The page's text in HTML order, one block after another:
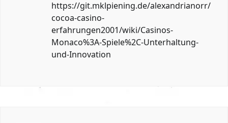
https://git.mklpiening.de/alexandrianorr/
cocoa-casino-
erfahrungen2001/wiki/Casinos-
Monaco%3A-Spiele%2C-Unterhaltung-
und-Innovation